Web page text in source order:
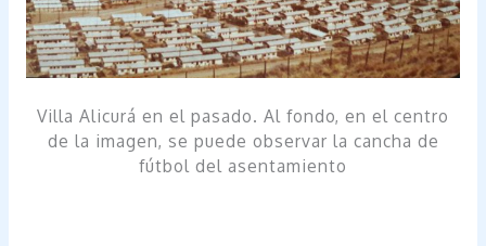
Villa Alicurá en el pasado. Al fondo, en el centro
de la imagen, se puede observar la cancha de
fútbol del asentamiento